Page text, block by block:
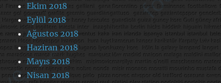
Ekim 2018
Eylül 2018
Ağustos 2018
Haziran 2018
Mayıs 2018
Nisan 2018